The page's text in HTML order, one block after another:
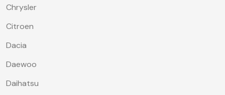
Chrysler
Citroen
Dacia
Daewoo
Daihatsu